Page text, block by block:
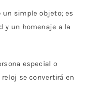
un simple objeto; es
y un homenaje a la
especial o
se convertirá en